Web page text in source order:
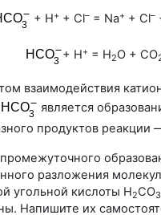
+ H++ Cl–= Na++ Cl–
+ H+= H2O + CO
взаимодействия
является
продуктов реакции
разложения
угольной кислоты H2CO3
Напишите их